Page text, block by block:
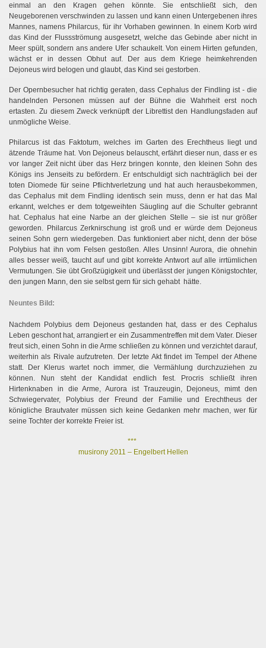
einmal an den Kragen gehen könnte. Sie entschließt sich, den
Neugeborenen verschwinden zu lassen und kann einen Untergebenen ihres
Mannes, namens Philarcus, für ihr Vorhaben gewinnen. In einem Korb wird
das Kind der Flussströmung ausgesetzt, welche das Gebinde aber nicht in
Meer spült, sondern ans andere Ufer schaukelt. Von einem Hirten gefunden,
wächst er in dessen Obhut auf. Der aus dem Kriege heimkehrenden
Dejoneus wird belogen und glaubt, das Kind sei gestorben.
Der Opernbesucher hat richtig geraten, dass Cephalus der Findling ist - die
handelnden Personen müssen auf der Bühne die Wahrheit erst noch
ertasten. Zu diesem Zweck verknüpft der Librettist den Handlungsfaden auf
unmögliche Weise.
Philarcus ist das Faktotum, welches im Garten des Erechtheus liegt und
ätzende Träume hat. Von Dejoneus belauscht, erfährt dieser nun, dass er es
vor langer Zeit nicht über das Herz bringen konnte, den kleinen Sohn des
Königs ins Jenseits zu befördern. Er entschuldigt sich nachträglich bei der
toten Diomede für seine Pflichtverletzung und hat auch herausbekommen,
das Cephalus mit dem Findling identisch sein muss, denn er hat das Mal
erkannt, welches er dem totgeweihten Säugling auf die Schulter gebrannt
hat. Cephalus hat eine Narbe an der gleichen Stelle – sie ist nur größer
geworden. Philarcus Zerknirschung ist groß und er würde dem Dejoneus
seinen Sohn gern wiedergeben. Das funktioniert aber nicht, denn der böse
Polybius hat ihn vom Felsen gestoßen. Alles Unsinn! Aurora, die ohnehin
alles besser weiß, taucht auf und gibt korrekte Antwort auf alle irrtümlichen
Vermutungen. Sie übt Großzügigkeit und überlässt der jungen Königstochter,
den jungen Mann, den sie selbst gern für sich gehabt hätte.
Neuntes Bild:
Nachdem Polybius dem Dejoneus gestanden hat, dass er des Cephalus
Leben geschont hat, arrangiert er ein Zusammentreffen mit dem Vater. Dieser
freut sich, einen Sohn in die Arme schließen zu können und verzichtet darauf,
weiterhin als Rivale aufzutreten. Der letzte Akt findet im Tempel der Athene
statt. Der Klerus wartet noch immer, die Vermählung durchzuziehen zu
können. Nun steht der Kandidat endlich fest. Procris schließt ihren
Hirtenknaben in die Arme, Aurora ist Trauzeugin, Dejoneus, mimt den
Schwiegervater, Polybius der Freund der Familie und Erechtheus der
königliche Brautvater müssen sich keine Gedanken mehr machen, wer für
seine Tochter der korrekte Freier ist.
***
musirony 2011 – Engelbert Hellen